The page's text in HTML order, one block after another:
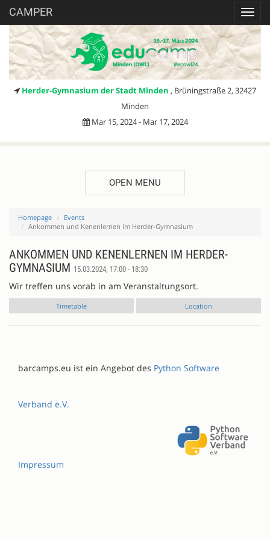
CAMPER
Herder-Gymnasium der Stadt Minden , Brüningstraße 2, 32427
Minden
Mar 15, 2024 - Mar 17, 2024
OPEN MENU
Homepage
Events
Ankommen und Kenenlernen im Herder-Gymnasium
ANKOMMEN UND KENENLERNEN IM HERDER-
GYMNASIUM 15.03.2024, 17:00 - 18:30
Wir treffen uns vorab in am Veranstaltungsort.
Timetable Location
barcamps.eu ist ein Angebot des Python Software
Verband e.V.
Impressum